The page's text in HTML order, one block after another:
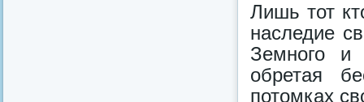
Лишь тот
наследие
Земного
обретая
потомках